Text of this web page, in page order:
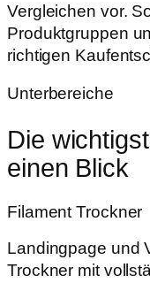
Vergleichen vor.
Produktgruppen
richtigen
Unterbereiche
Die
einen Blick
Filament Trockner
Landingpage und
Trockner mit